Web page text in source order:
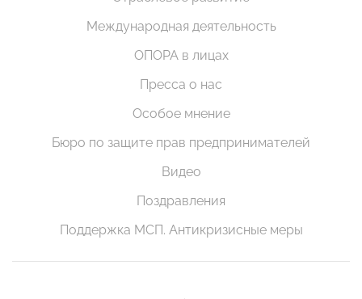
Международная деятельность
ОПОРА в лицах
Пресса о нас
Особое мнение
Бюро по защите прав предпринимателей
Видео
Поздравления
Поддержка МСП. Антикризисные меры